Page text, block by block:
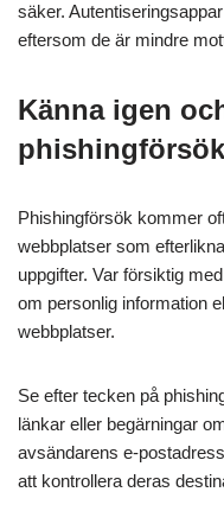
säker.
eftersom de är mindre
Känna igen
phishingförsök
Phishingförsök kommer
webbplatser som
uppgifter. Var försiktig
om personlig information
webbplatser.
Se efter tecken på
länkar eller begärningar
avsändarens e-
att kontrollera deras